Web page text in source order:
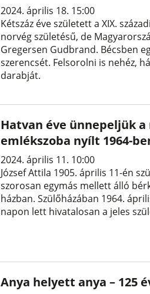
2024. április 18. 15:00
Kétszáz éve született a XIX.
norvég születésű, de
Gregersen Gudbrand. Bécsben
szerencsét. Felsorolni is nehéz,
darabját.
Hatvan éve ünnepeljük
emlékszoba nyílt 1964-
2024. április 11. 10:00
József Attila 1905. április 11-én
szorosan egymás mellett álló
házban. Szülőházában 1964.
napon lett hivatalosan a jeles
Anya helyett anya – 125